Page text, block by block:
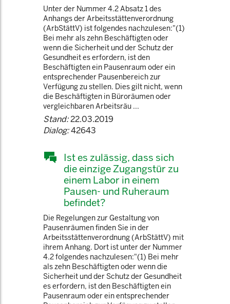
Unter der Nummer 4.2 Absatz 1 des
Anhangs der Arbeitsstättenverordnung
(ArbStättV) ist folgendes nachzulesen:"(1)
Bei mehr als zehn Beschäftigten oder
wenn die Sicherheit und der Schutz der
Gesundheit es erfordern, ist den
Beschäftigten ein Pausenraum oder ein
entsprechender Pausenbereich zur
Verfügung zu stellen. Dies gilt nicht, wenn
die Beschäftigten in Büroräumen oder
vergleichbaren Arbeitsräu ...
Stand:22.03.2019
Dialog:42643
Ist es zulässig, dass sich
die einzige Zugangstür zu
einem Labor in einem
Pausen- und Ruheraum
befindet?
Die Regelungen zur Gestaltung von
Pausenräumen finden Sie in der
Arbeitsstättenverordnung (ArbStättV) mit
ihrem Anhang. Dort ist unter der Nummer
4.2 folgendes nachzulesen:"(1) Bei mehr
als zehn Beschäftigten oder wenn die
Sicherheit und der Schutz der Gesundheit
es erfordern, ist den Beschäftigten ein
Pausenraum oder ein entsprechender